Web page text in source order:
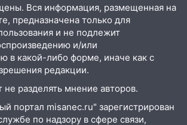
дома
Ульяновска рассказали,
последствия мощного
продолжает крушить
рухнуло на дом на
Вся информация, размещенная на
предназначена только для
и не подлежит
и/или
в какой-либо форме, иначе как с
редакции.
разделять мнение авторов.
портал misanec.ru" зарегистрирован
по надзору в сфере связи,